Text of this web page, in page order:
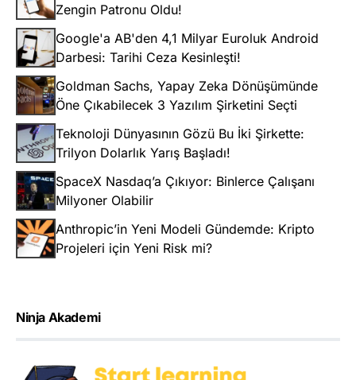
Zengin Patronu Oldu!
Google'a AB'den 4,1 Milyar Euroluk Android
Darbesi: Tarihi Ceza Kesinleşti!
Goldman Sachs, Yapay Zeka Dönüşümünde
Öne Çıkabilecek 3 Yazılım Şirketini Seçti
Teknoloji Dünyasının Gözü Bu İki Şirkette:
Trilyon Dolarlık Yarış Başladı!
SpaceX Nasdaq’a Çıkıyor: Binlerce Çalışanı
Milyoner Olabilir
Anthropic’in Yeni Modeli Gündemde: Kripto
Projeleri için Yeni Risk mi?
Ninja Akademi